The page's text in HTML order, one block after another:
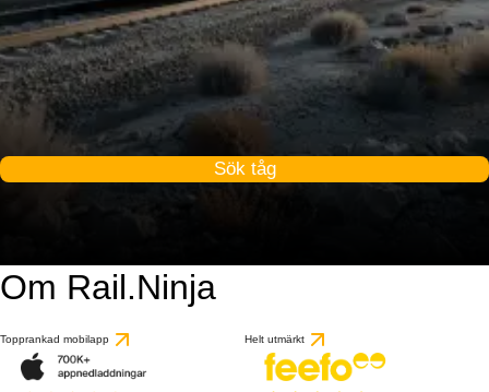
Sök tåg
Om Rail.Ninja
Topprankad mobilapp Helt utmärkt